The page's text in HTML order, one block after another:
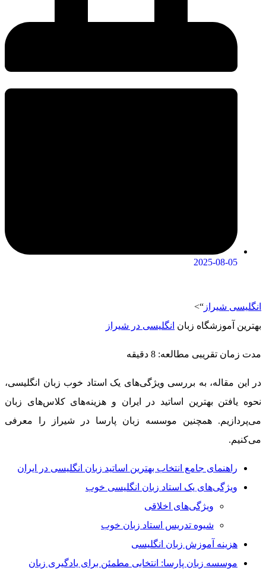
2025-08-05
انگلیسی شیراز “>
بهترین آموزشگاه زبانانگلیسی در شیراز
مدت زمان تقریبی مطالعه: 8 دقیقه
در این مقاله، به بررسی ویژگی‌های یک استاد خوب زبان انگلیسی،
نحوه یافتن بهترین اساتید در ایران و هزینه‌های کلاس‌های زبان
می‌پردازیم. همچنین موسسه زبان پارسا در شیراز را معرفی
می‌کنیم.
راهنمای جامع انتخاب بهترین اساتید زبان انگلیسی در ایران
ویژگی‌های یک استاد زبان انگلیسی خوب
ویژگی‌های اخلاقی
شیوه تدریس استاد زبان خوب
هزینه آموزش زبان انگلیسی
موسسه زبان پارسا: انتخابی مطمئن برای یادگیری زبان